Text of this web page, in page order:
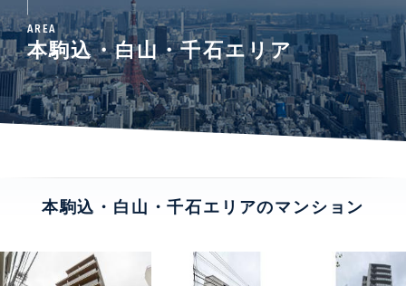
AREA
本駒込・白山・千石エリア
本駒込・白山・千石エリアのマンション